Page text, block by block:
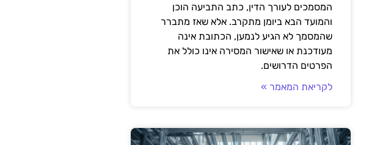
המסמכים לעורך הדין, כתב התביעה הוכן
והמועד הבא ביומן מתקרב. אלא שאז מתברר
שהמסמך לא הגיע לנמען, הכתובת אינה
מעודכנת או שאישור המסירה אינו כולל את
הפרטים הדרושים.
לקריאת המאמר »